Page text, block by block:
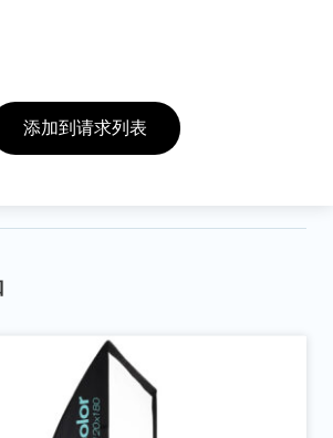
添加到请求列表